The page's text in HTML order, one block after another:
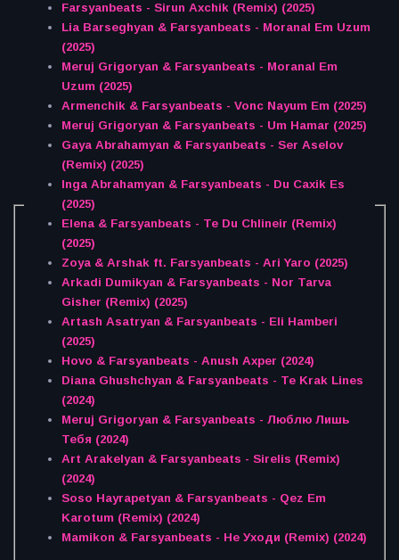
Farsyanbeats - Sirun Axchik (Remix) (2025)
Lia Barseghyan & Farsyanbeats - Moranal Em Uzum
(2025)
Meruj Grigoryan & Farsyanbeats - Moranal Em
Uzum (2025)
Armenchik & Farsyanbeats - Vonc Nayum Em (2025)
Meruj Grigoryan & Farsyanbeats - Um Hamar (2025)
Gaya Abrahamyan & Farsyanbeats - Ser Aselov
(Remix) (2025)
Inga Abrahamyan & Farsyanbeats - Du Caxik Es
(2025)
Elena & Farsyanbeats - Te Du Chlineir (Remix)
(2025)
Zoya & Arshak ft. Farsyanbeats - Ari Yaro (2025)
Arkadi Dumikyan & Farsyanbeats - Nor Tarva
Gisher (Remix) (2025)
Artash Asatryan & Farsyanbeats - Eli Hamberi
(2025)
Hovo & Farsyanbeats - Anush Axper (2024)
Diana Ghushchyan & Farsyanbeats - Te Krak Lines
(2024)
Meruj Grigoryan & Farsyanbeats - Люблю Лишь
Тебя (2024)
Art Arakelyan & Farsyanbeats - Sirelis (Remix)
(2024)
Soso Hayrapetyan & Farsyanbeats - Qez Em
Karotum (Remix) (2024)
Mamikon & Farsyanbeats - Не Уходи (Remix) (2024)